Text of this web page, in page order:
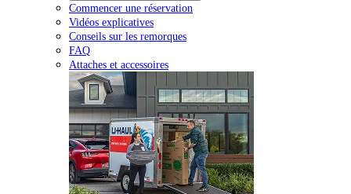
Commencer une réservation
Vidéos explicatives
Conseils sur les remorques
FAQ
Attaches et accessoires